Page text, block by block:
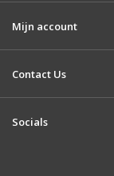
Mijn account
Contact Us
Socials